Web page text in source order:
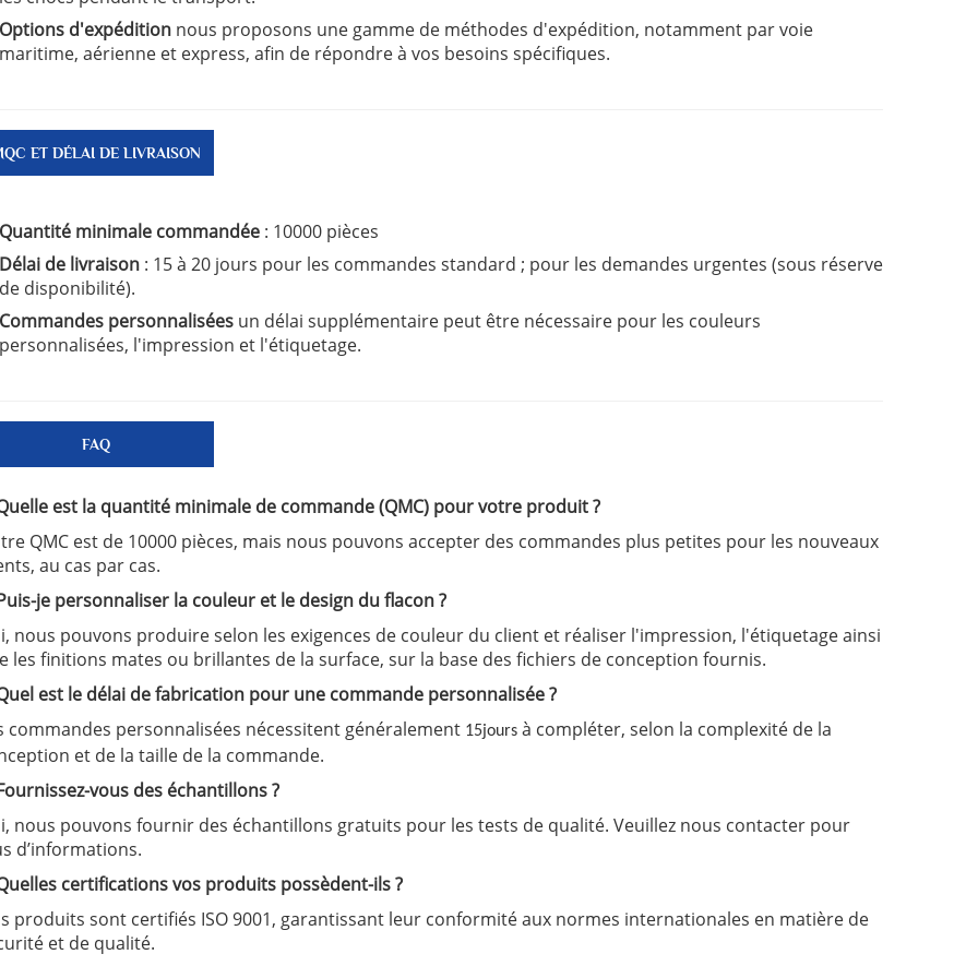
Options d'expédition nous proposons une gamme de méthodes d'expédition, notamment par voie
maritime, aérienne et express, afin de répondre à vos besoins spécifiques.
ET DÉLAI DE LIVRAISON
Quantité minimale commandée : 10000 pièces
Délai de livraison : 15 à 20 jours pour les commandes standard ; pour les demandes urgentes (sous réserve
de disponibilité).
Commandes personnalisées un délai supplémentaire peut être nécessaire pour les couleurs
personnalisées, l'impression et l'étiquetage.
FAQ
est la quantité minimale de commande (QMC) pour votre produit ?
QMC est de 10000 pièces, mais nous pouvons accepter des commandes plus petites pour les nouveaux
au cas par cas.
je personnaliser la couleur et le design du flacon ?
nous pouvons produire selon les exigences de couleur du client et réaliser l'impression, l'étiquetage ainsi
les finitions mates ou brillantes de la surface, sur la base des fichiers de conception fournis.
est le délai de fabrication pour une commande personnalisée ?
commandes personnalisées nécessitent généralement 15jours à compléter, selon la complexité de la
et de la taille de la commande.
vous des échantillons ?
nous pouvons fournir des échantillons gratuits pour les tests de qualité. Veuillez nous contacter pour
d’informations.
certifications vos produits possèdent-ils ?
produits sont certifiés ISO 9001, garantissant leur conformité aux normes internationales en matière de
et de qualité.